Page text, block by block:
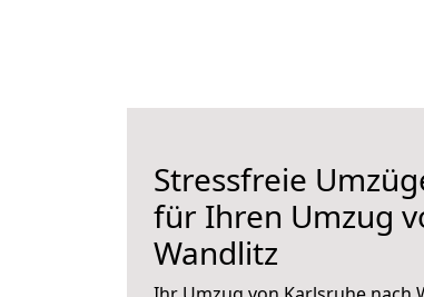
Stressfreie
für Ihren Umzug
Wandlitz